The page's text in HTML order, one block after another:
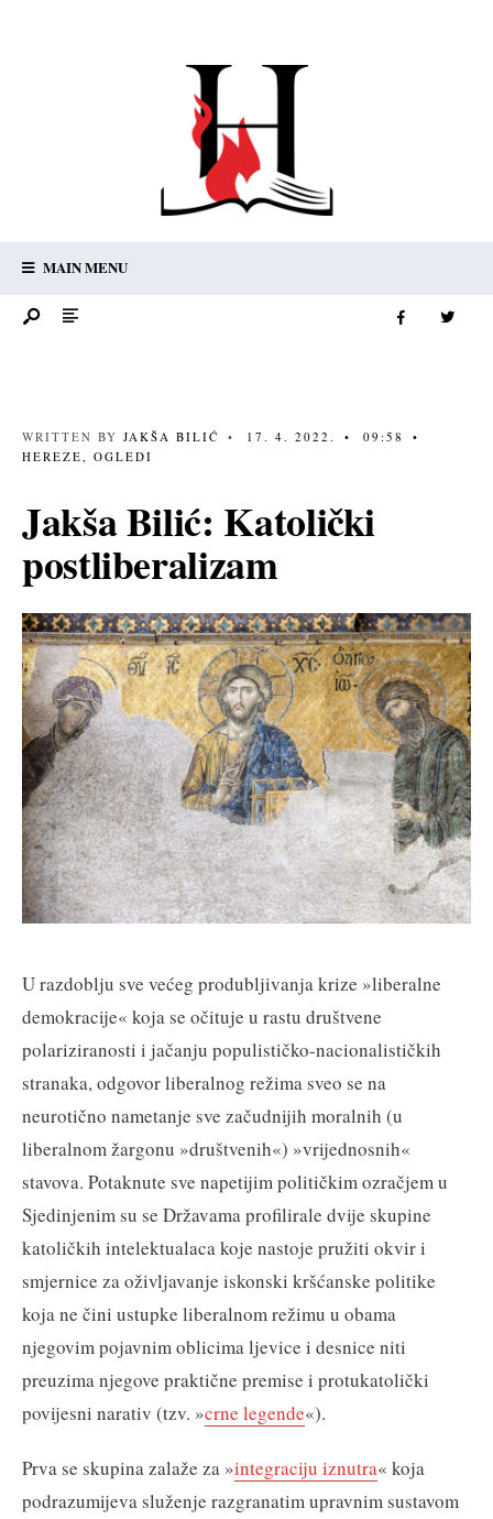
MAIN MENU
WRITTEN BY JAKŠA BILIĆ • 17. 4. 2022. • 09:58
•
HEREZE, OGLEDI
Jakša Bilić: Katolički
postliberalizam
U razdoblju sve većeg produbljivanja krize »liberalne
demokracije« koja se očituje u rastu društvene
polariziranosti i jačanju populističko-nacionalističkih
stranaka, odgovor liberalnog režima sveo se na
neurotično nametanje sve začudnijih moralnih (u
liberalnom žargonu »društvenih«) »vrijednosnih«
stavova. Potaknute sve napetijim političkim ozračjem u
Sjedinjenim su se Državama profilirale dvije skupine
katoličkih intelektualaca koje nastoje pružiti okvir i
smjernice za oživljavanje iskonski kršćanske politike
koja ne čini ustupke liberalnom režimu u obama
njegovim pojavnim oblicima ljevice i desnice niti
preuzima njegove praktične premise i protukatolički
povijesni narativ (tzv. »crne legende«).
Prva se skupina zalaže za »integraciju iznutra« koja
podrazumijeva služenje razgranatim upravnim sustavom